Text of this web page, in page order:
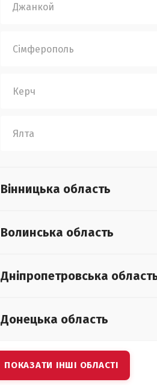
Джанкой
Сімферополь
Керч
Ялта
Вінницька область
Волинська область
Дніпропетровська
Донецька область
ПОКАЗАТИ ІНШІ ОБЛАСТІ